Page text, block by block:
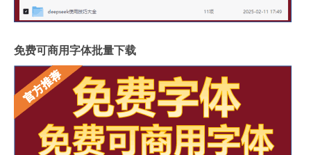
免费可商用字体批量下载